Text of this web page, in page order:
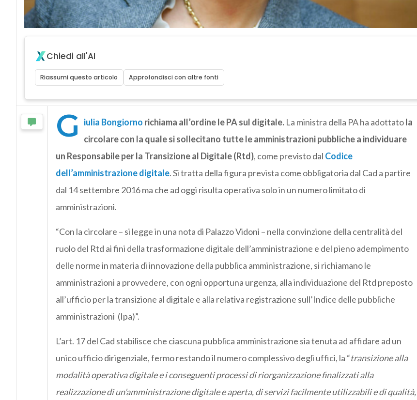
Chiedi all'AI
Riassumi questo articolo Approfondisci con altre fonti
G iulia Bongiorno richiama all’ordine le PA sul digitale.La ministra della PA ha adottatola
circolare con la quale si sollecitano tutte le amministrazioni pubbliche a individuare
un Responsabile per la Transizione al Digitale (Rtd), come previsto dal Codice
dell’amministrazione digitale. Si tratta della figura prevista come obbligatoria dal Cad a partire
dal 14 settembre 2016 ma che ad oggi risulta operativa solo in un numero limitato di
amministrazioni.
“Con la circolare – si legge in una nota di Palazzo Vidoni – nella convinzione della centralità del
ruolo del Rtd ai fini della trasformazione digitale dell’amministrazione e del pieno adempimento
delle norme in materia di innovazione della pubblica amministrazione, si richiamano le
amministrazioni a provvedere, con ogni opportuna urgenza, alla individuazione del Rtd preposto
all’ufficio per la transizione al digitale e alla relativa registrazione sull’Indice delle pubbliche
amministrazioni (Ipa)”.
L’art. 17 del Cad stabilisce che ciascuna pubblica amministrazione sia tenuta ad affidare ad un
unico ufficio dirigenziale, fermo restando il numero complessivo degli uffici, la “transizione alla
modalità operativa digitale e i conseguenti processi di riorganizzazione finalizzati alla
realizzazione di un’amministrazione digitale e aperta, di servizi facilmente utilizzabili e di qualità,